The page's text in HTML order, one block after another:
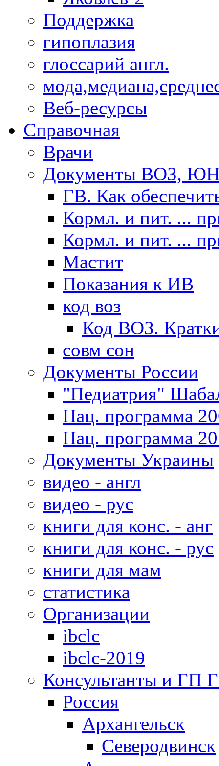
Поддержка
гипоплазия
глоссарий англ.
Веб-ресурсы
Справочная
Врачи
Документы ВОЗ,
ГВ. Как
Кормл. и пит. ...
Кормл. и пит. ...
Мастит
Показания к ИВ
код воз
Код ВОЗ.
совм сон
Документы России
"Педиатрия"
Нац. программа
Нац. программа
Документы Украины
видео - англ
видео - рус
книги для конс. - анг
книги для конс. - рус
книги для мам
статистика
Организации
ibclc
ibclc-2019
Консультанты и ГП
Россия
Архангельск
Северодвинск